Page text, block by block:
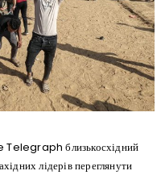
Telegraph близькосхідний
лідерів переглянути